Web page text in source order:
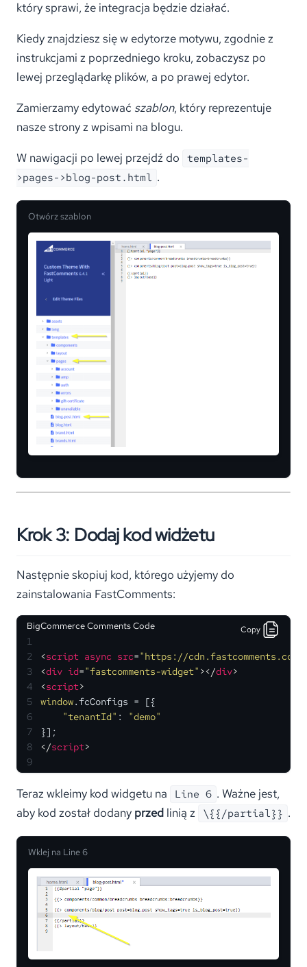
który sprawi, że integracja będzie działać.
Kiedy znajdziesz się w edytorze motywu, zgodnie z
instrukcjami z poprzedniego kroku, zobaczysz po
lewej przeglądarkę plików, a po prawej edytor.
Zamierzamy edytować szablon, który reprezentuje
nasze strony z wpisami na blogu.
W nawigacji po lewej przejdź do templates-
>pages->blog-post.html .
Otwórz szablon
Krok 3: Dodaj kod widżetu
Następnie skopiuj kod, którego użyjemy do
zainstalowania FastComments:
BigCommerce Comments Code Copy
1
2
<script async src="https://
3
<div id="fastcomments-widget" ></div>
4
<script>
5
window.fcConfigs = [{
6
"tenantId" :
"demo"
7
}];
8
</script>
9
Teraz wkleimy kod widgetu na Line 6 . Ważne jest,
aby kod został dodany przed linią z \{{/partial}} .
Wklej na Line 6